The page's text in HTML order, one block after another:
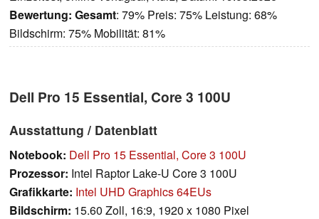
Bewertung: Gesamt: 79% Preis: 75% Leistung: 68%
Bildschirm: 75% Mobilität: 81%
Dell Pro 15 Essential, Core 3 100U
Ausstattung / Datenblatt
Notebook: Dell Pro 15 Essential, Core 3 100U
Prozessor: Intel Raptor Lake-U Core 3 100U
Grafikkarte: Intel UHD Graphics 64EUs
Bildschirm: 15.60 Zoll, 16:9, 1920 x 1080 Pixel